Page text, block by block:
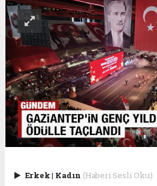
Erkek| Kadın (Haberi Sesli Oku)